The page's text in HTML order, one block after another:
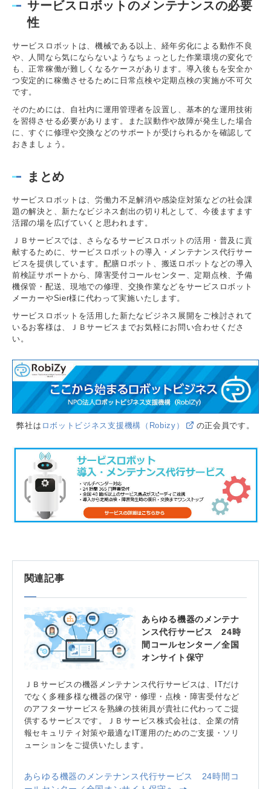
サービスロボットのメンテナンスの必要
性
サービスロボットは、機械である以上、経年劣化による動作不良
や、人間なら気にならないようなちょっとした作業環境の変化で
も、正常稼働が難しくなるケースがあります。導入後もを安全か
つ安定的に稼働させるために日常点検や定期点検の実施が不可欠
です。
そのためには、自社内に運用管理者を設置し、基本的な運用技術
を習得させる必要があります。また誤動作や故障が発生した場合
に、すぐに修理や交換などのサポートが受けられるかを確認して
おきましょう。
まとめ
サービスロボットは、労働力不足解消や感染症対策などの社会課
題の解決と、新たなビジネス創出の切り札として、今後ますます
活躍の場を広げていくと思われます。
ＪＢサービスでは、さらなるサービスロボットの活用・普及に貢
献するために、サービスロボットの導入・メンテナンス代行サー
ビスを提供しています。配膳ロボット、搬送ロボットなどの導入
前検証サポートから、障害受付コールセンター、定期点検、予備
機保管・配送、現地での修理、交換作業などをサービスロボット
メーカーやSier様に代わって実施いたします。
サービスロボットを活用した新たなビジネス展開をご検討されて
いるお客様は、ＪＢサービスまでお気軽にお問い合わせくださ
い。
弊社は ロボットビジネス支援機構（Robizy） の正会員です。
関連記事
あらゆる機器のメンテナ
ンス代行サービス 24時
間コールセンター／全国
オンサイト保守
ＪＢサービスの機器メンテナンス代行サービスは、ITだけ
でなく多種多様な機器の保守・修理・点検・障害受付など
のアフターサービスを熟練の技術員が貴社に代わってご提
供するサービスです。ＪＢサービス株式会社は、企業の情
報セキュリティ対策や最適なIT運用のためのご支援・ソリ
ューションをご提供いたします。
あらゆる機器のメンテナンス代行サービス 24時間コ